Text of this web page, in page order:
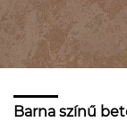
Barna színű